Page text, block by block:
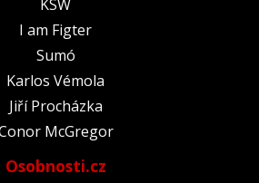
KSW
I am Figter
Sumó
Karlos Vémola
Jiří Procházka
McGregor
Osobnosti.cz